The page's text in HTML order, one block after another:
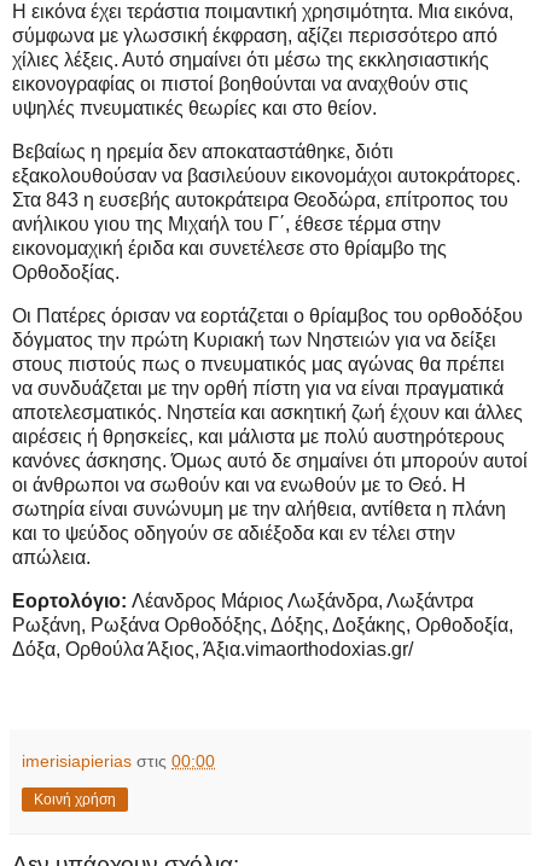
Η εικόνα έχει τεράστια ποιμαντική χρησιμότητα. Μια εικόνα,
σύμφωνα με γλωσσική έκφραση, αξίζει περισσότερο από
χίλιες λέξεις. Αυτό σημαίνει ότι μέσω της εκκλησιαστικής
εικονογραφίας οι πιστοί βοηθούνται να αναχθούν στις
υψηλές πνευματικές θεωρίες και στο θείον.
Βεβαίως η ηρεμία δεν αποκαταστάθηκε, διότι
εξακολουθούσαν να βασιλεύουν εικονομάχοι αυτοκράτορες.
Στα 843 η ευσεβής αυτοκράτειρα Θεοδώρα, επίτροπος του
ανήλικου γιου της Μιχαήλ του Γ΄, έθεσε τέρμα στην
εικονομαχική έριδα και συνετέλεσε στο θρίαμβο της
Ορθοδοξίας.
Οι Πατέρες όρισαν να εορτάζεται ο θρίαμβος του ορθοδόξου
δόγματος την πρώτη Κυριακή των Νηστειών για να δείξει
στους πιστούς πως ο πνευματικός μας αγώνας θα πρέπει
να συνδυάζεται με την ορθή πίστη για να είναι πραγματικά
αποτελεσματικός. Νηστεία και ασκητική ζωή έχουν και άλλες
αιρέσεις ή θρησκείες, και μάλιστα με πολύ αυστηρότερους
κανόνες άσκησης. Όμως αυτό δε σημαίνει ότι μπορούν αυτοί
οι άνθρωποι να σωθούν και να ενωθούν με το Θεό. Η
σωτηρία είναι συνώνυμη με την αλήθεια, αντίθετα η πλάνη
και το ψεύδος οδηγούν σε αδιέξοδα και εν τέλει στην
απώλεια.
Εορτολόγιο: Λέανδρος Μάριος Λωξάνδρα, Λωξάντρα
Ρωξάνη, Ρωξάνα Ορθοδόξης, Δόξης, Δοξάκης, Ορθοδοξία,
Δόξα, Ορθούλα Άξιος, Άξια.vimaorthodoxias.gr/
imerisiapierias στις 00:00
Κοινή χρήση